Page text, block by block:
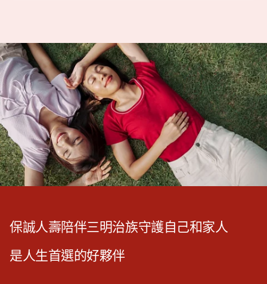
保誠人壽陪伴三明治族守護自己和家人
是人生首選的好夥伴